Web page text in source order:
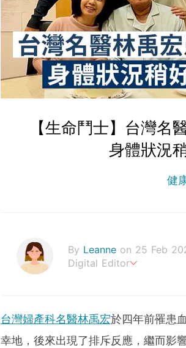
【生命鬥士】台灣
身體狀況
健
By Leanne on 25 Feb
Digital Editor
台灣婦產科名醫林禹宏於四年前罹患
幸地，後來出現了排斥反應，繼而影